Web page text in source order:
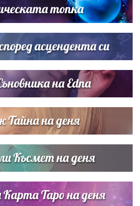
вдигна сватба, Стоичков и
с песен
топка
асцендента си
на Edna
Тайна на деня
Късмет на деня
Таро на деня